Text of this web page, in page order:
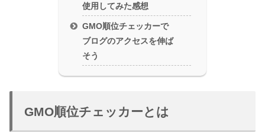
使用してみた感想
GMO順位チェッカーで
ブログのアクセスを伸ば
そう
GMO順位チェッカーとは